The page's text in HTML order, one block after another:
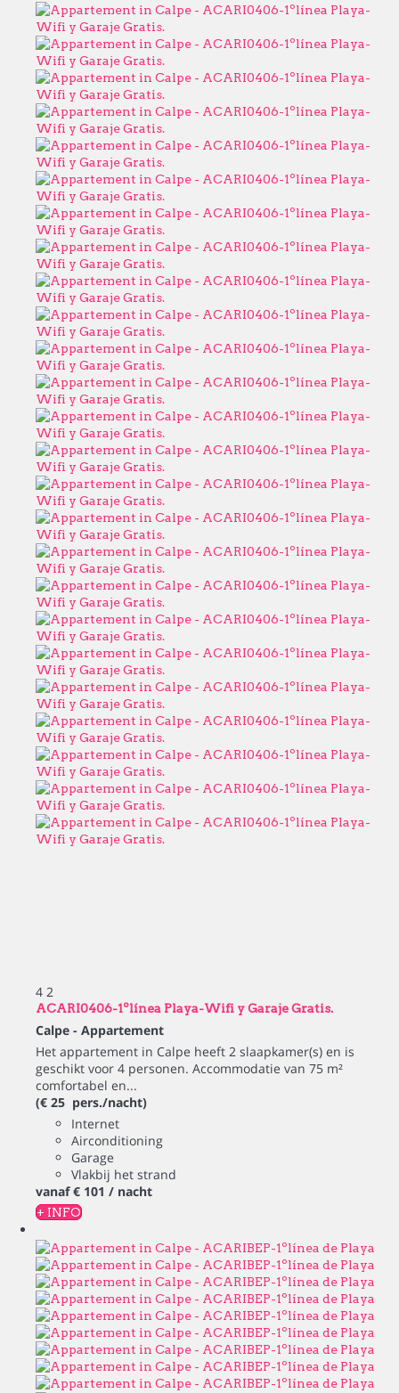
4 2
ACARI0406-1ºlínea Playa-Wifi y Garaje Gratis.
Calpe - Appartement
Het appartement in Calpe heeft 2 slaapkamer(s) en is
geschikt voor 4 personen. Accommodatie van 75 m²
comfortabel en...
(€ 25 pers./nacht)
Internet
Airconditioning
Garage
Vlakbij het strand
vanaf € 101 / nacht
+ INFO